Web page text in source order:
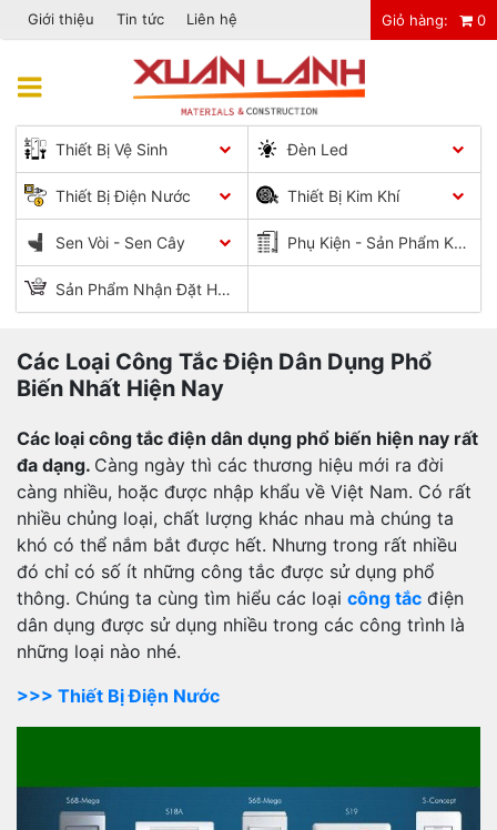
Giới thiệu Tin tức Liên hệ Giỏ hàng: 0
đến
dung
Thiết Bị Vệ Sinh Đèn Led
Thiết Bị Điện Nước Thiết Bị Kim Khí
Sen Vòi - Sen Cây Phụ Kiện - Sản Phẩm Khác
Sản Phẩm Nhận Đặt Hàng
Các Loại Công Tắc Điện Dân Dụng Phổ
Biến Nhất Hiện Nay
Các loại công tắc điện dân dụng phổ biến hiện nay rất
đa dạng. Càng ngày thì các thương hiệu mới ra đời
càng nhiều, hoặc được nhập khẩu về Việt Nam. Có rất
nhiều chủng loại, chất lượng khác nhau mà chúng ta
khó có thể nắm bắt được hết. Nhưng trong rất nhiều
đó chỉ có số ít những công tắc được sử dụng phổ
thông. Chúng ta cùng tìm hiểu các loại công tắc điện
dân dụng được sử dụng nhiều trong các công trình là
những loại nào nhé.
>>> Thiết Bị Điện Nước